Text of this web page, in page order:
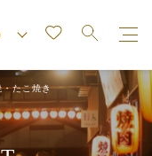
・たこ焼き